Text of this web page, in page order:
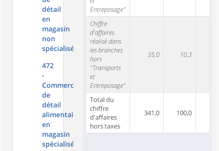
détail
en
magasin
non
spécialisé
472
-
Commerce
de
détail
alimentaire
en
magasin
spécialisé
Entreposage"
Chiffre
d'affaires
réalisé dans
les branches
hors
"Transports
et
Entreposage"
35,0 10,3
Total du
chiffre
d'affaires
hors taxes
341,0 100,0